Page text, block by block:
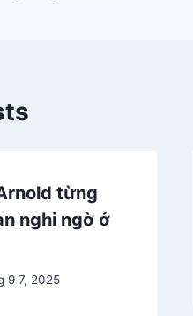
từng
nghi ngờ ở
9 7, 2025